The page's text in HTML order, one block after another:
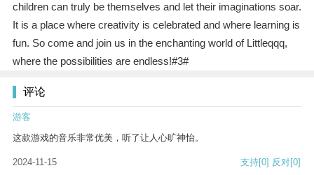
children can truly be themselves and let their imaginations soar.
It is a place where creativity is celebrated and where learning is
fun. So come and join us in the enchanting world of Littleqqq,
where the possibilities are endless!#3#
评论
游客
这款游戏的音乐非常优美，听了让人心旷神怡。
2024-11-15 支持[0] 反对[0]